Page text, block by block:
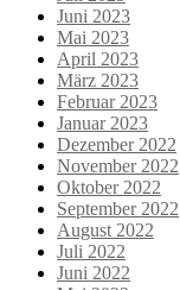
Juni 2023
Mai 2023
April 2023
März 2023
Februar 2023
Januar 2023
Dezember 2022
November 2022
Oktober 2022
September 2022
August 2022
Juli 2022
Juni 2022